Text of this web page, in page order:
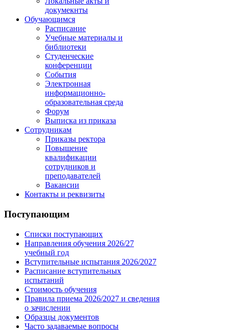
докумекнты
Обучающимся
Расписание
Учебные материалы и
библиотеки
Студенческие
конференции
События
Электронная
информационно-
образовательная среда
Форум
Выписка из приказа
Сотрудникам
Приказы ректора
Повышение
квалификации
сотрудников и
преподавателей
Вакансии
Контакты и реквизиты
Поступающим
Списки поступающих
Направления обучения 2026/27
учебный год
Вступительные испытания 2026/2027
Расписание вступительных
испытаний
Стоимость обучения
Правила приема 2026/2027 и сведения
о зачислении
Образцы документов
Часто задаваемые вопросы